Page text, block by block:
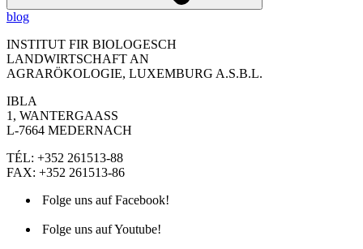
blog
INSTITUT FIR BIOLOGESCH
LANDWIRTSCHAFT AN
AGRARÖKOLOGIE, LUXEMBURG A.S.B.L.
IBLA
1, WANTERGAASS
L-7664 MEDERNACH
TÉL: +352 261513-88
FAX: +352 261513-86
facebook
Folge uns auf Facebook!
youtube
Folge uns auf Youtube!